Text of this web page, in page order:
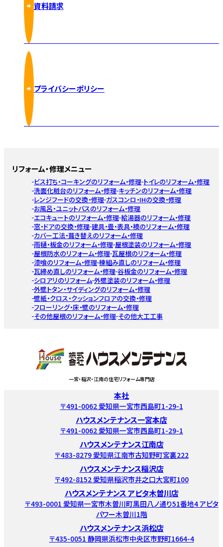
資料請求
プライバシーポリシー
リフォーム・修理メニュー
ビス打ち・コーキングのリフォーム・修理 トイレのリフォーム・修理
洗面化粧台のリフォーム・修理 キッチンのリフォーム・修理
レンジフードの交換・修理 ガスコンロ・IHの交換・修理
お風呂・ユニットバスのリフォーム・修理
エコキュートのリフォーム・修理 給湯器のリフォーム・修理
窓・ドアの交換・修理 建具・畳・表具・襖のリフォーム・修理
カバー工法・葺き替えのリフォーム・修理
雨樋・板金のリフォーム・修理 屋根塗装のリフォーム・修理
屋根防水のリフォーム・修理 瓦屋根のリフォーム・修理
漆喰のリフォーム・修理 棟組み直しのリフォーム・修理
瓦締め直しのリフォーム・修理 谷板金のリフォーム・修理
シロアリのリフォーム 外壁塗装のリフォーム・修理
外壁トタン・サイディングのリフォーム・修理
壁紙・クロス・クッションフロアの交換・修理
フローリング・床・壁のリフォーム・修理
その他屋根のリフォーム・修理 その他大工工事
一宮・稲沢・江南の住宅リフォーム専門店
本社
〒491-0062 愛知県一宮市西島町1-29-1
ハウスメンテナンス一宮本店
〒491-0062 愛知県一宮市西島町1-29-1
ハウスメンテナンス江南店
〒483-8279 愛知県江南市古知野町宮裏222
ハウスメンテナンス稲沢店
〒492-8152 愛知県稲沢市井之口大宮町100
ハウスメンテナンス アピタ木曽川店
〒493-0001 愛知県一宮市木曽川町黒田八ノ通り51番地4 アピタ
パワー木曽川1階
ハウスメンテナンス浜松店
〒435-0051 静岡県浜松市中央区市野町1664-4